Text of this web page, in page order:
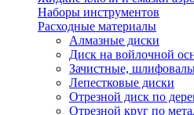
Наборы инструментов
Расходные материалы
Алмазные диски
Диск на войлочной
Зачистные,
Лепестковые диски
Отрезной диск по
Отрезной круг по